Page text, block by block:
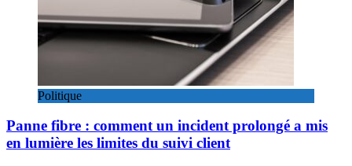
Politique
Panne fibre : comment un incident prolongé a mis
en lumière les limites du suivi client